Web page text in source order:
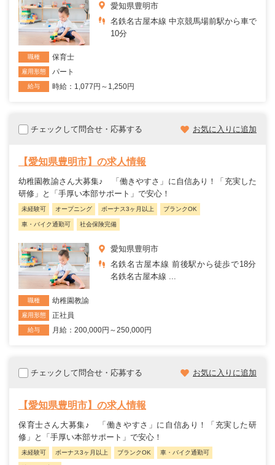
愛知県豊明市
名鉄名古屋本線 中京競馬場前駅から車で
10分
職種 保育士
雇用形態 パート
給与 時給：1,077円～1,250円
チェックして問合せ・応募する お気に入りに追加
【愛知県豊明市】の求人情報
幼稚園教諭さん大募集♪ 「働きやすさ」に自信あり！「充実した
研修」と「手厚い本部サポート」で安心！
未経験可 オープニング ボーナス3ヶ月以上 ブランクOK
車・バイク通勤可 社会保険完備
愛知県豊明市
名鉄名古屋本線 前後駅から徒歩で18分
名鉄名古屋本線 ...
職種 幼稚園教諭
雇用形態 正社員
給与 月給：200,000円～250,000円
チェックして問合せ・応募する お気に入りに追加
【愛知県豊明市】の求人情報
保育士さん大募集♪ 「働きやすさ」に自信あり！「充実した研
修」と「手厚い本部サポート」で安心！
未経験可 ボーナス3ヶ月以上 ブランクOK 車・バイク通勤可